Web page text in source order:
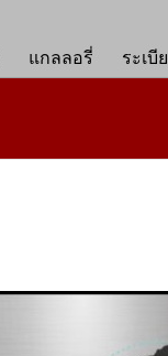
แกลลอรี่ ระเบี